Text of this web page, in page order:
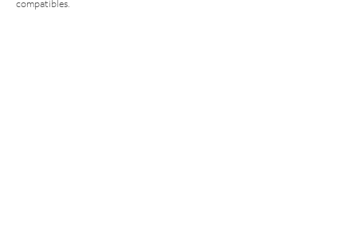
compatibles.